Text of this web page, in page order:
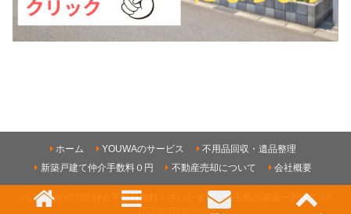
ホーム YOUWAのサービス
不用品回収・遺品整理
新築戸建て仲介手数料０円
不動産売却について 会社概要
©Copyright2026 仲介手数料無料！さいたま市・埼玉県の新築一戸建て
Rights Reserved.